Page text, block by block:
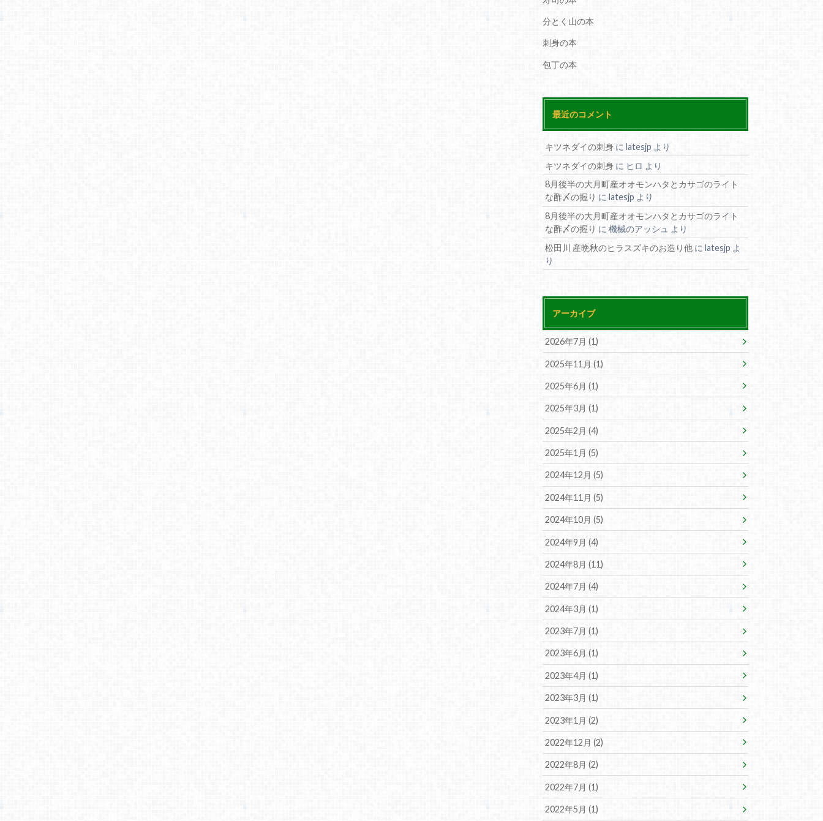
分とく山の本
刺身の本
包丁の本
最近のコメント
キツネダイの刺身 にlatesjp より
キツネダイの刺身 に ヒロ より
8月後半の大月町産オオモンハタとカサゴのライト
な酢〆の握り にlatesjp より
8月後半の大月町産オオモンハタとカサゴのライト
な酢〆の握り に機械のアッシュ より
松田川 産晩秋のヒラスズキのお造り他 にlatesjp よ
り
アーカイブ
2026年7月 (1)
2025年11月 (1)
2025年6月 (1)
2025年3月 (1)
2025年2月 (4)
2025年1月 (5)
2024年12月 (5)
2024年11月 (5)
2024年10月 (5)
2024年9月 (4)
2024年8月 (11)
2024年7月 (4)
2024年3月 (1)
2023年7月 (1)
2023年6月 (1)
2023年4月 (1)
2023年3月 (1)
2023年1月 (2)
2022年12月 (2)
2022年8月 (2)
2022年7月 (1)
2022年5月 (1)